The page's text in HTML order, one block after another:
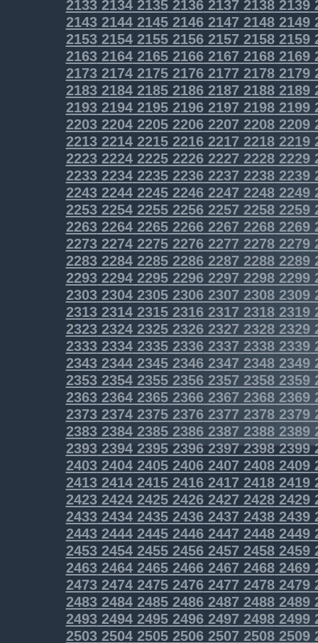
2133213421352136213721382139
2143214421452146214721482149
2153215421552156215721582159
2163216421652166216721682169
2173217421752176217721782179
2183218421852186218721882189
2193219421952196219721982199
2203220422052206220722082209
2213221422152216221722182219
2223222422252226222722282229
2233223422352236223722382239
2243224422452246224722482249
2253225422552256225722582259
22632264226522662267 22682269
2273227422752276227722782279
22832284228522862287 22882289
22932294229522962297 22982299
23032304230523062307 23082309
2313231423152316231723182319
23232324232523262327 23282329
23332334233523362337 23382339
23432344234523462347 23482349
23532354235523562357 23582359
23632364236523662367 23682369
23732374237523762377 23782379
23832384238523862387 23882389
2393239423952396239723982399
2403240424052406240724082409
2413241424152416241724182419
2423242424252426242724282429
2433243424352436243724382439
2443244424452446244724482449
2453245424552456245724582459
2463246424652466246724682469
2473247424752476247724782479
2483248424852486248724882489
2493249424952496249724982499
2503250425052506250725082509